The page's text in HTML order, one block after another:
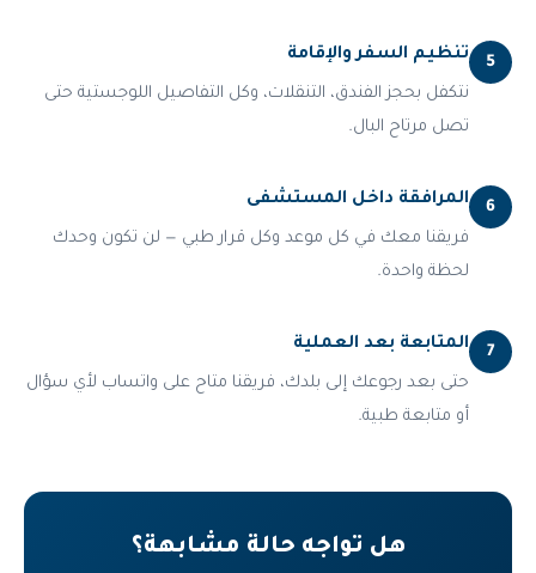
5 تنظيم السفر والإقامة
نتكفل بحجز الفندق، التنقلات، وكل التفاصيل اللوجستية حتى
تصل مرتاح البال.
6 المرافقة داخل المستشفى
فريقنا معك في كل موعد وكل قرار طبي — لن تكون وحدك
لحظة واحدة.
7 المتابعة بعد العملية
حتى بعد رجوعك إلى بلدك، فريقنا متاح على واتساب لأي سؤال
أو متابعة طبية.
هل تواجه حالة مشابهة؟